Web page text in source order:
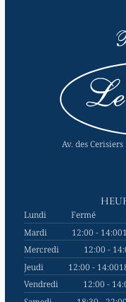
Av. des
Lundi
Fermé
Mardi
12:00 - 14:00
Mercredi
12:00 -
Jeudi
12:00 - 14:00
Vendredi
12:00 -